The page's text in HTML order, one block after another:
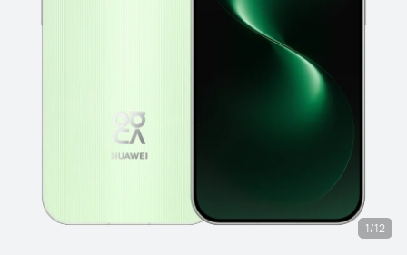
1/12